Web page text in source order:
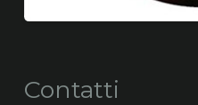
Contatti